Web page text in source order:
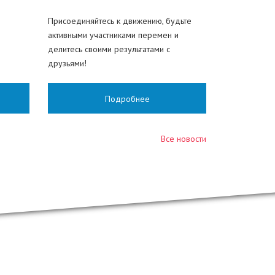
Присоединяйтесь к движению, будьте
активными участниками перемен и
делитесь своими результатами с
друзьями!
Подробнее
Все новости